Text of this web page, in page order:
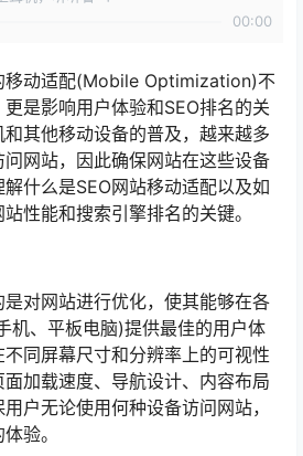
00:00
移动适配(Mobile Optimization)不
是影响用户体验和SEO排名的关
其他移动设备的普及，越来越多
网站，因此确保网站在这些设备
什么是SEO网站移动适配以及如
性能和搜索引擎排名的关键。
对网站进行优化，使其能够在各
机、平板电脑)提供最佳的用户体
同屏幕尺寸和分辨率上的可视性
加载速度、导航设计、内容布局
户无论使用何种设备访问网站，
验。